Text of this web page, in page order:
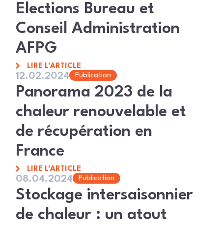
Elections Bureau et
Conseil Administration
AFPG
LIRE L'ARTICLE
12.02.2024 Publication
Panorama 2023 de la
chaleur renouvelable et
de récupération en
France
LIRE L'ARTICLE
08.04.2024 Publication
Stockage intersaisonnier
de chaleur : un atout